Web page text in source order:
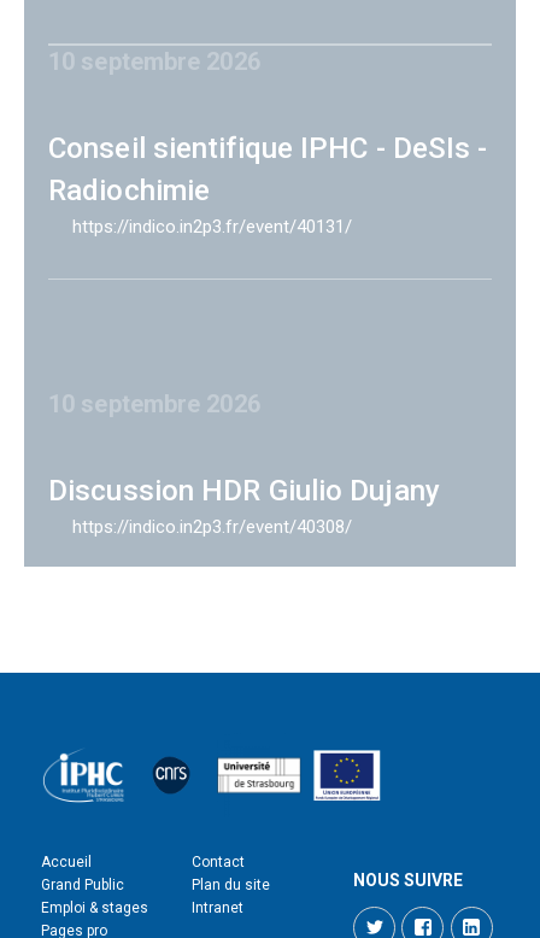
10 septembre 2026
Conseil sientifique IPHC - DeSIs -
Radiochimie
https://indico.in2p3.fr/event/40131/
10 septembre 2026
Discussion HDR Giulio Dujany
https://indico.in2p3.fr/event/40308/
Accueil
Grand Public
Emploi & stages
Pages pro
Contact
Plan du site
Intranet
NOUS SUIVRE
TwitterFacebook